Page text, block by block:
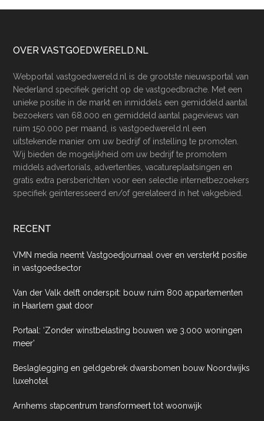
Footer
OVER VASTGOEDWERELD.NL
Webportal vastgoedwereld.nl is de grootste nieuwsportal van
Nederland specifiek gericht op de vastgoedbrache. Met een
unieke positie in de markt en inmiddels een gemiddeld aantal
bezoekers van 68.000 en gemiddeld aantal pageviews van
ruim 150.000 per maand, is vastgoedwereld.nl een
uitstekende manier om uw bedrijf of instelling te promoten.
Wij bieden de mogelijkheid om uw bedrijf te promotem
middels advertorials, advertenties, vacatureplaatsingen en
gratis extra persberichten voor een selectie internetbezoekers
specifiek geïnteresseerd en/of gerelateerd in het vakgebied.
RECENT
VMN media neemt Vastgoedjournaal over en versterkt positie
in vastgoedsector
Van der Valk delft onderspit: bouw ruim 800 appartementen
in Haarlem gaat door
Portaal: ‘Zonder winstbelasting bouwen we 3.000 woningen
meer’
Beslaglegging en geldgebrek dwarsbomen bouw Noordwijks
luxehotel
Arnhems stapcentrum transformeert tot woonwijk